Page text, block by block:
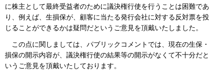
に株主として最終受益者のために議決権行使を行うことは困難であ
り、例えば、生損保が、顧客に当たる発行会社に対する反対票を投
じることができるかは疑問だというご意見を頂戴いたしました。
この点に関しましては、パブリックコメントでは、現在の生保・
損保の開示内容が、議決権行使の結果等の開示がなくて不十分だと
いうご意見を頂戴いたしております。